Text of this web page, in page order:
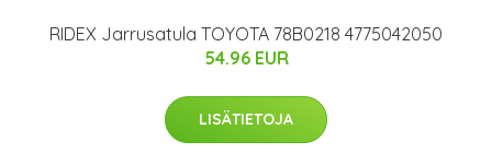
RIDEX Jarrusatula TOYOTA 78B0218 4775042050
54.96 EUR
LISÄTIETOJA